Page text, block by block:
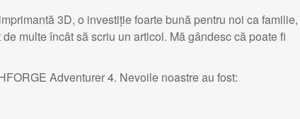
3D, o investiție foarte bună pentru noi ca familie,
multe încât să scriu un articol. Mă gândesc că poate fi
Adventurer 4. Nevoile noastre au fost: